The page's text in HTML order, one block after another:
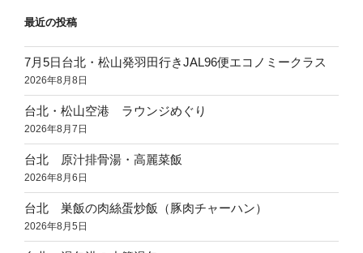
最近の投稿
7月5日台北・松山発羽田行きJAL96便エコノミークラス
2026年8月8日
台北・松山空港 ラウンジめぐり
2026年8月7日
台北 原汁排骨湯・高麗菜飯
2026年8月6日
台北 巣飯の肉絲蛋炒飯（豚肉チャーハン）
2026年8月5日